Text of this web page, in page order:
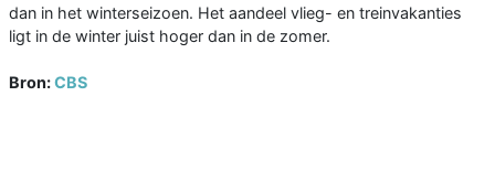
dan in het winterseizoen. Het aandeel vlieg- en treinvakanties
ligt in de winter juist hoger dan in de zomer.
Bron:CBS